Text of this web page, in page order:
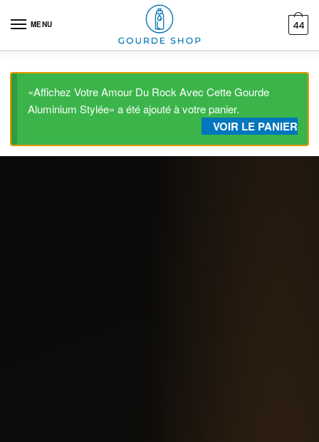
MENU 44
«Affichez Votre Amour Du Rock Avec Cette Gourde
Aluminium Stylée» a été ajouté à votre panier.
VOIR LE PANIER